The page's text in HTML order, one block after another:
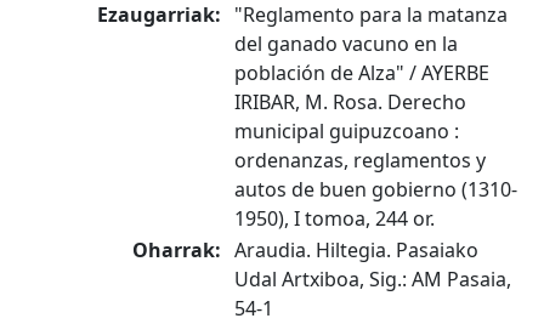
Ezaugarriak: "Reglamento para la matanza
del ganado vacuno en la
población de Alza" / AYERBE
IRIBAR, M. Rosa. Derecho
municipal guipuzcoano :
ordenanzas, reglamentos y
autos de buen gobierno (1310-
1950), I tomoa, 244 or.
Oharrak: Araudia. Hiltegia. Pasaiako
Udal Artxiboa, Sig.: AM Pasaia,
54-1